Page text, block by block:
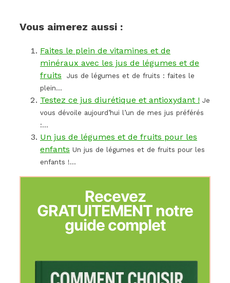
Vous aimerez aussi :
Faites le plein de vitamines et de
minéraux avec les jus de légumes et de
fruits
Jus de légumes et de fruits : faites le
plein...
Testez ce jus diurétique et antioxydant ! Je
vous dévoile aujourd’hui l’un de mes jus préférés
:...
Un jus de légumes et de fruits pour les
enfants Un jus de légumes et de fruits pour les
enfants !...